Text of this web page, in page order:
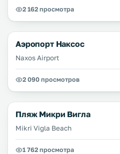
2 162 просмотра
Аэропорт Наксос
Naxos Airport
2 090 просмотров
Пляж Микри Вигла
Mikri Vigla Beach
1 762 просмотра